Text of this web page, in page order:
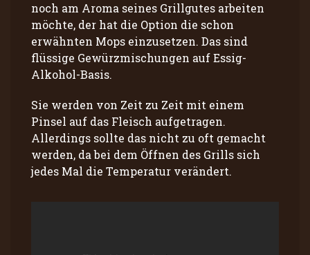
noch am Aroma seines Grillgutes arbeiten
möchte, der hat die Option die schon
erwähnten Mops einzusetzen. Das sind
flüssige Gewürzmischungen auf Essig-
Alkohol-Basis.
Sie werden von Zeit zu Zeit mit einem
Pinsel auf das Fleisch aufgetragen.
Allerdings sollte das nicht zu oft gemacht
werden, da bei dem Öffnen des Grills sich
jedes Mal die Temperatur verändert.